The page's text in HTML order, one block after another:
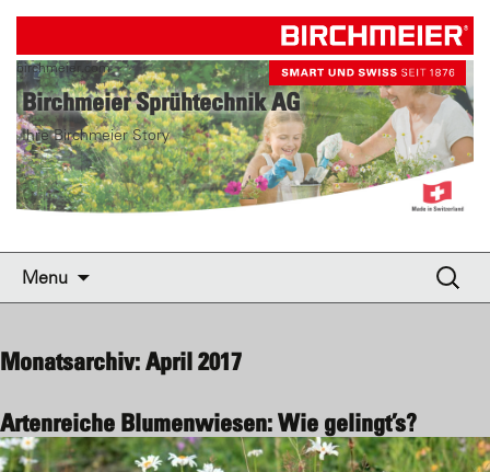
Birchmeier Sprühtechnik AG
Ihre Birchmeier Story
birchmeier.com
Menu
Suche
nach:
Monatsarchiv: April 2017
Artenreiche Blumenwiesen: Wie gelingt’s?